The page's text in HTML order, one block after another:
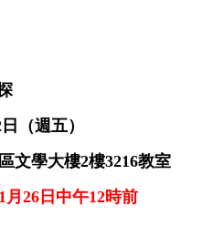
（週五）
文學大樓2樓3216教室
月26日中午12時前